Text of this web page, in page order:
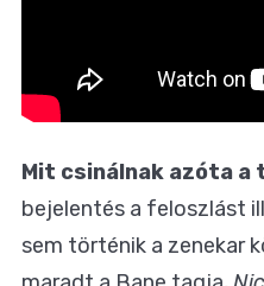
Mit csinálnak azóta a
bejelentés a feloszlást
sem történik a zenekar